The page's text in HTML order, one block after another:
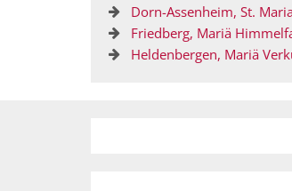
Dorn-Assenheim, St.
Friedberg, Mariä
Heldenbergen, Mariä